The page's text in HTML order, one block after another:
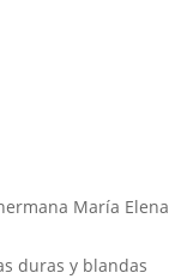
María Elena
duras y blandas